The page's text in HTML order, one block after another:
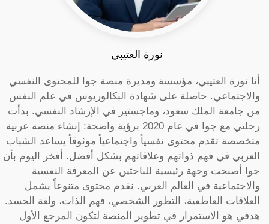
نورة العتيبي
أنا نورة العتيبي، مؤسسة ومديرة منصة جوا للمحتوى النفسي
والاجتماعي. حاصلة على شهادة البكالوريوس في علم النفس
من جامعة الملك سعود، وماجستير في الإرشاد النفسي. بدأت
رحلتي مع جوا في عام 2020 برؤية واضحة: إنشاء منصة عربية
متخصصة تقدم محتوى نفسياً واجتماعياً موثوقاً يساعد الشباب
العربي في فهم ذواتهم وعلاقاتهم بشكل أفضل. أفخر اليوم بأن
جوا أصبحت وجهة رئيسية للباحثين عن المعرفة النفسية
والاجتماعية في العالم العربي. نقدم محتوى متنوعاً يشمل
العلاقات العاطفية، التطور الشخصي، فهم الذات، ولغة الجسد.
هدفي هو الاستمرار في تطوير المنصة لتكون المرجع الأول